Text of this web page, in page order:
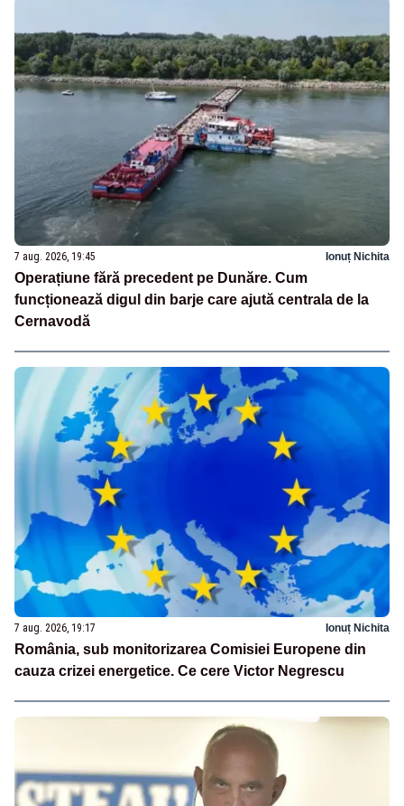
7 aug. 2026, 19:45 Ionuț Nichita
Operațiune fără precedent pe Dunăre. Cum
funcționează digul din barje care ajută centrala de la
Cernavodă
7 aug. 2026, 19:17 Ionuț Nichita
România, sub monitorizarea Comisiei Europene din
cauza crizei energetice. Ce cere Victor Negrescu